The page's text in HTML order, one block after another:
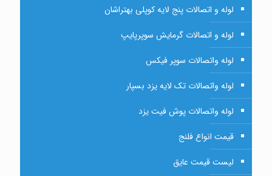
لوله و اتصالات پنج لایه کوپلی بهتراشان
لوله و اتصالات گرمایش سوپرپایپ
لوله واتصالات سوپر فیکس
لوله واتصالات تک لایه یزد بسپار
لوله واتصالات پوش فیت یزد
قیمت انواع فلنج
لیست قیمت عایق